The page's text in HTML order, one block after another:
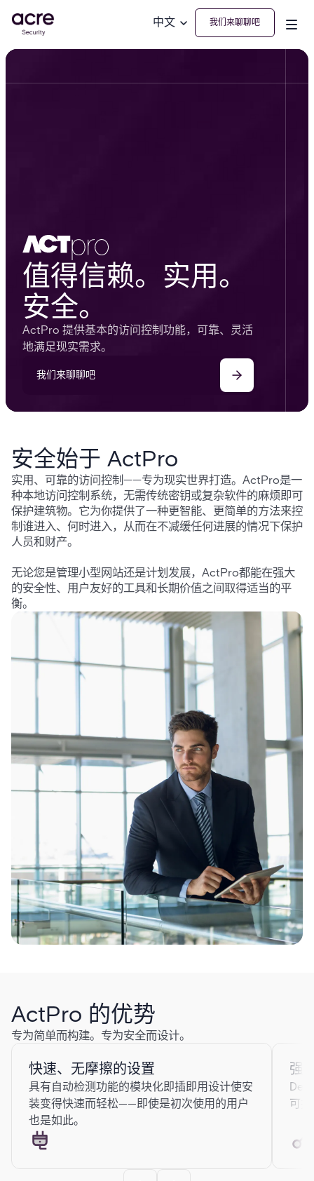
中文 我们来聊聊吧
值得信赖。实用。
安全。
ActPro 提供基本的访问控制功能，可靠、灵活
地满足现实需求。
我们来聊聊吧
安全始于 ActPro
实用、可靠的访问控制——专为现实世界打造。ActPro是一
种本地访问控制系统，无需传统密钥或复杂软件的麻烦即可
保护建筑物。它为你提供了一种更智能、更简单的方法来控
制谁进入、何时进入，从而在不减缓任何进展的情况下保护
人员和财产。
无论您是管理小型网站还是计划发展，ActPro都能在强大
的安全性、用户友好的工具和长期价值之间取得适当的平
衡。
ActPro 的优势
专为简单而构建。专为安全而设计。
快速、无摩擦的设置
具有自动检测功能的模块化即插即用设计使安
装变得快速而轻松——即使是初次使用的用户
也是如此。
强
可